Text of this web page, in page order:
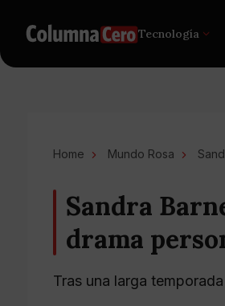
Tecnología
Home Mundo Rosa
Sandra
drama
Tras una larga